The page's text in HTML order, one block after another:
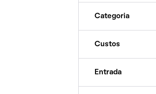
Categoria
Custos
Entrada